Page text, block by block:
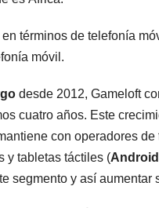
términos de telefonía
móvil.
desde 2012, Gameloft
cuatro años. Este
con operadores
y tabletas táctiles (
segmento y así